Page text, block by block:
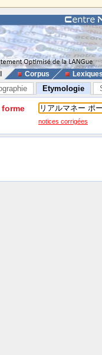
Corpus
Etymologie
forme
notices corrigées